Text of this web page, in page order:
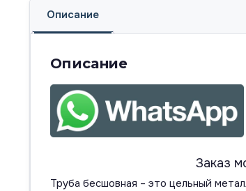
Описание
Описание
Заказ
Труба бесшовная – это цельный